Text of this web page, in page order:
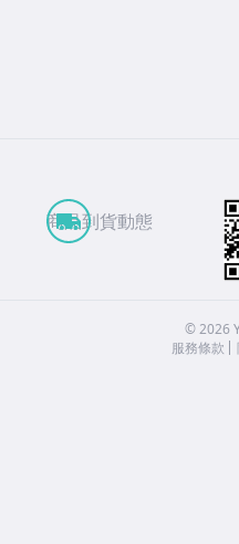
商品到貨動態
©2026
服務條款